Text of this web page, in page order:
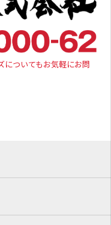
についてもお気軽にお問